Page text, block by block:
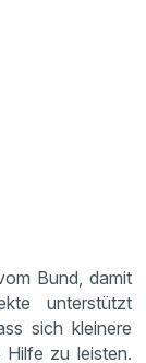
Bund, damit
unterstützt
sich kleinere
Hilfe zu leisten.